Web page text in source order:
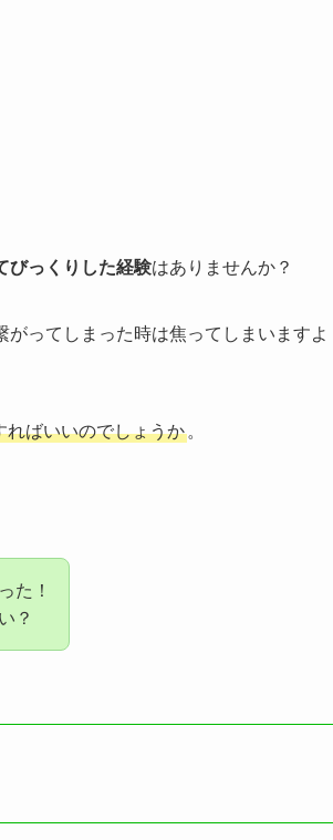
びっくりした経験はありませんか？
ってしまった時は焦ってしまいますよ
ればいいのでしょうか 。
た！
？